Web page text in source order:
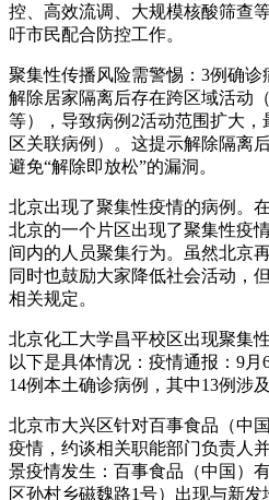
控、高效流调、大规模核酸筛查
吁市民配合防控工作。
聚集性传播风险需警惕：3例确诊
解除居家隔离后存在跨区域活动
等），导致病例2活动范围扩大，
区关联病例）。这提示解除隔离
避免“解除即放松”的漏洞。
北京出现了聚集性疫情的病例。
北京的一个片区出现了聚集性疫
间内的人员聚集行为。虽然北京
同时也鼓励大家降低社会活动，
相关规定。
北京化工大学昌平校区出现聚集
以下是具体情况：疫情通报：9
14例本土确诊病例，其中13例涉
北京市大兴区针对百事食品（中
疫情，约谈相关职能部门负责人
景疫情发生：百事食品（中国）
区孙村乡磁魏路1号）出现与新